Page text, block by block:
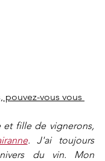
pouvez-vous vous
fille de vignerons,
. J'ai toujours
du vin. Mon